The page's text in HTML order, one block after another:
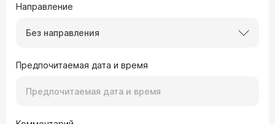
Направление
Без направления
Предпочитаемая дата и время